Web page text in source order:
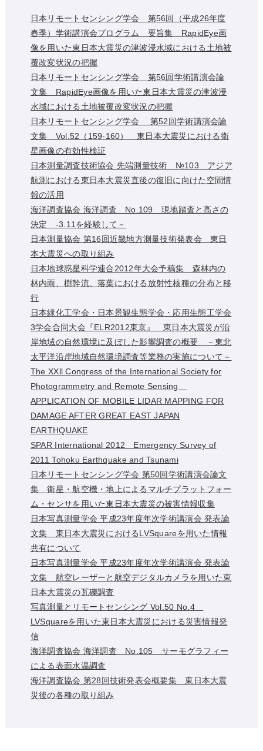
日本リモートセンシング学会 第56回（平成26年度
春季）学術講演会プログラム 要旨集 RapidEye画
像を用いた東日本大震災の津波浸水域における土地被
覆改変状況の把握
日本リモートセンシング学会 第56回学術講演会論
文集 RapidEye画像を用いた東日本大震災の津波浸
水域における土地被覆改変状況の把握
日本リモートセンシング学会 第52回学術講演会論
文集 Vol.52（159-160） 東日本大震災における衛
星画像の有効性検証
日本測量調査技術協会 先端測量技術 №103 アジア
航測における東日本大震災直後の復旧に向けた空間情
報の活用
海洋調査協会 海洋調査 No.109 現地踏査と高さの
決定 -3.11を経験して－
日本測量協会 第16回近畿地方測量技術発表会 東日
本大震災への取り組み
日本地球惑星科学連合2012年大会予稿集 森林内の
林内雨、樹幹流、落葉における放射性核種の分布と移
行
日本緑化工学会・日本景観生態学会・応用生態工学会
3学会合同大会『ELR2012東京』 東日本大震災が沿
岸地域の自然環境に及ぼした影響調査の概要 －東北
太平洋沿岸地域自然環境調査等業務の実施について－
The XXll Congress of the International Society for
Photogrammetry and Remote Sensing
APPLICATION OF MOBILE LIDAR MAPPING FOR
DAMAGE AFTER GREAT EAST JAPAN
EARTHQUAKE
SPAR International 2012 Emergency Survey of
2011 Tohoku Earthquake and Tsunami
日本リモートセンシング学会 第50回学術講演会論文
集 衛星・航空機・地上によるマルチプラットフォー
ム・センサを用いた東日本大震災の被害情報収集
日本写真測量学会 平成23年度年次学術講演会 発表論
文集 東日本大震災におけるLVSquareを用いた情報
共有について
日本写真測量学会 平成23年度年次学術講演会 発表論
文集 航空レーザーと航空デジタルカメラを用いた東
日本大震災の瓦礫調査
写真測量とリモートセンシング Vol.50 No.4
LVSquareを用いた東日本大震災における災害情報発
信
海洋調査協会 海洋調査 No.105 サーモグラフィー
による表面水温調査
海洋調査協会 第28回技術発表会概要集 東日本大震
災後の各種の取り組み